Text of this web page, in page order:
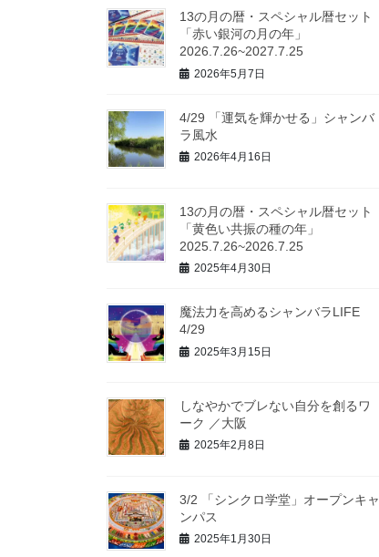
13の月の暦・スペシャル暦セット
「赤い銀河の月の年」
2026.7.26~2027.7.25
2026年5月7日
4/29 「運気を輝かせる」シャンバ
ラ風水
2026年4月16日
13の月の暦・スペシャル暦セット
「黄色い共振の種の年」
2025.7.26~2026.7.25
2025年4月30日
魔法力を高めるシャンバラLIFE
4/29
2025年3月15日
しなやかでブレない自分を創るワ
ーク ／大阪
2025年2月8日
3/2 「シンクロ学堂」オープンキャ
ンパス
2025年1月30日